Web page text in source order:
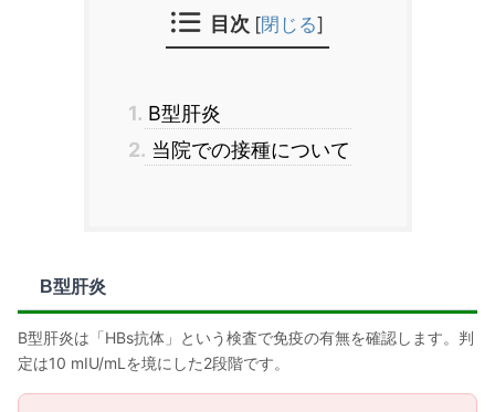
目次 [閉じる]
1. B型肝炎
2. 当院での接種について
B型肝炎
B型肝炎は「HBs抗体」という検査で免疫の有無を確認します。判
定は10 mIU/mLを境にした2段階です。